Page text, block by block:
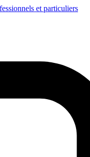
et particuliers